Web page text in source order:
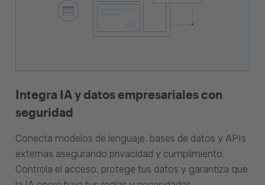
Integra IA y datos empresariales con
seguridad
Conecta modelos de lenguaje, bases de datos y APIs
externas asegurando privacidad y cumplimiento.
Controla el acceso, protege tus datos y garantiza que